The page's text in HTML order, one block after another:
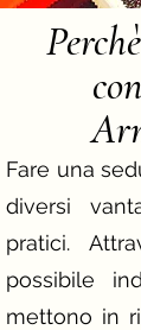
Perchè
Fare una
diversi
pratici.
possibile
mettono in